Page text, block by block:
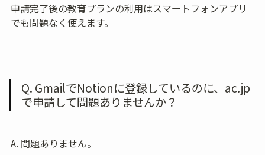
申請完了後の教育プランの利用はスマートフォンアプリ
でも問題なく使えます。
Q. GmailでNotionに登録しているのに、ac.jp
で申請して問題ありませんか？
A. 問題ありません。